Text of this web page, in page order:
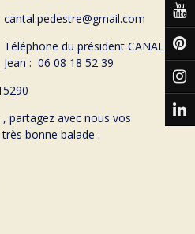
cantal.pedestre@gmail.com
Téléphone du président CANAL
Jean : 06 08 18 52 39
, partagez avec nous vos
bonne balade .